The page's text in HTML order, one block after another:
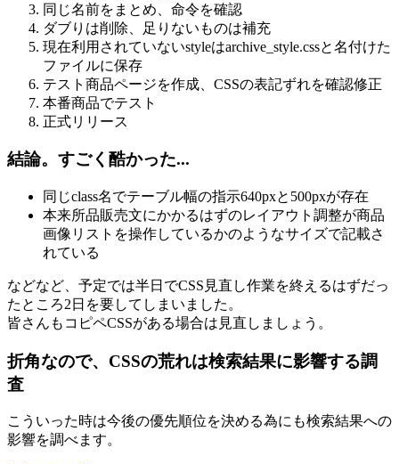
同じ名前をまとめ、命令を確認
ダブりは削除、足りないものは補充
現在利用されていないstyleはarchive_style.cssと名付けた
ファイルに保存
テスト商品ページを作成、CSSの表記ずれを確認修正
本番商品でテスト
正式リリース
結論。すごく酷かった...
同じclass名でテーブル幅の指示640pxと500pxが存在
本来所品販売文にかかるはずのレイアウト調整が商品
画像リストを操作しているかのようなサイズで記載さ
れている
などなど、予定では半日でCSS見直し作業を終えるはずだっ
たところ2日を要してしまいました。
皆さんもコピペCSSがある場合は見直しましょう。
折角なので、CSSの荒れは検索結果に影響する調
査
こういった時は今後の優先順位を決める為にも検索結果への
影響を調べます。